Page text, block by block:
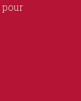
pour